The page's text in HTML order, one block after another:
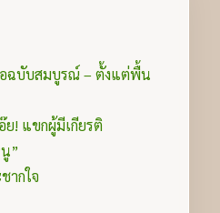
อฉบับสมบูรณ์ – ตั้งแต่พื้น
ย! แขกผู้มีเกียรติ
”
ากใจ